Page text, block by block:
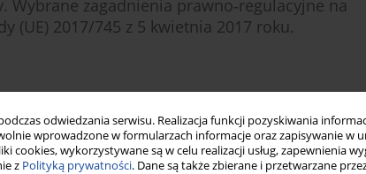
odwiedzania serwisu. Realizacja funkcji pozyskiwania
wprowadzone w formularzach informacje oraz zapisywanie w
cookies, wykorzystywane są w celu realizacji usług, zapewnienia
z Polityką prywatności. Dane są także zbierane i przetwarzane
zagadnienia prawno‑regulacyjne na
(UE) 2017/745 z 5 kwietnia 2017 roku.
Statystyki